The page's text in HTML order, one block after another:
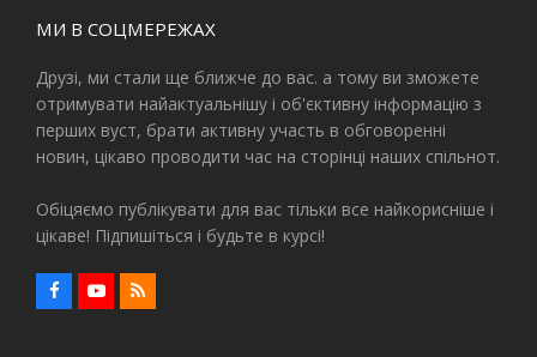
МИ В СОЦМЕРЕЖАХ
Друзі, ми стали ще ближче до вас. а тому ви зможете
отримувати найактуальнішу і об'єктивну інформацію з
перших вуст, брати активну участь в обговоренні
новин, цікаво проводити час на сторінці наших спільнот.
Обіцяємо публікувати для вас тільки все найкорисніше і
цікаве! Підпишіться і будьте в курсі!
F
a
Y
o
R
S